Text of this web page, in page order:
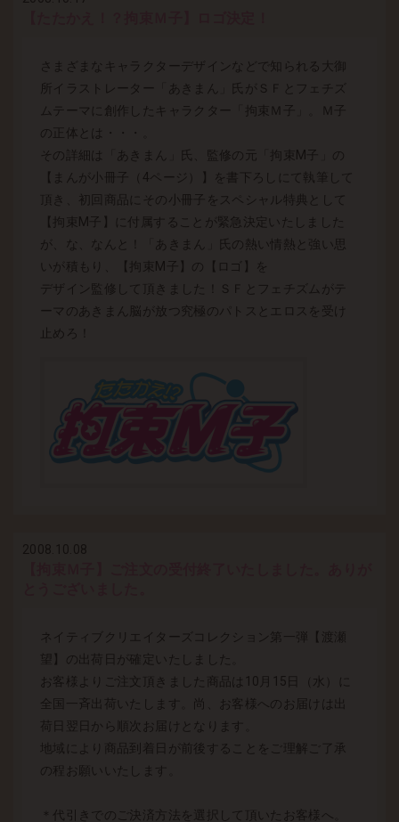
さまざまなキャラクターデザインなどで知られる大御
所イラストレーター「あきまん」氏がＳＦとフェチズ
ムテーマに創作したキャラクター「拘束Ｍ子」。Ｍ子
の正体とは・・・。
その詳細は「あきまん」氏、監修の元「拘束M子」の
【まんが小冊子（4ページ）】を書下ろしにて執筆して
頂き、初回商品にその小冊子をスペシャル特典として
【拘束M子】に付属することが緊急決定いたしました
が、な、なんと！「あきまん」氏の熱い情熱と強い思
いが積もり、【拘束M子】の【ロゴ】を
デザイン監修して頂きました！ＳＦとフェチズムがテ
ーマのあきまん脳が放つ究極のパトスとエロスを受け
止めろ！
2008.10.08
ネイティブクリエイターズコレクション第一弾【渡瀬
望】の出荷日が確定いたしました。
お客様よりご注文頂きました商品は10月15日（水）に
全国一斉出荷いたします。尚、お客様へのお届けは出
荷日翌日から順次お届けとなります。
地域により商品到着日が前後することをご理解ご了承
の程お願いいたします。
＊代引きでのご決済方法を選択して頂いたお客様へ。